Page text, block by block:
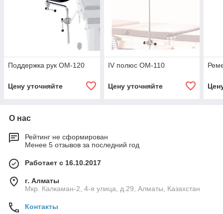
Поддержка рук ОМ-120
Цену уточняйте
IV полюс ОМ-110
Цену уточняйте
О нас
Рейтинг не сформирован
Менее 5 отзывов за последний год
Работает с 16.10.2017
г. Алматы
Мкр. Калкаман-2, 4-я улица, д.29, Алматы, Казахстан
Контакты